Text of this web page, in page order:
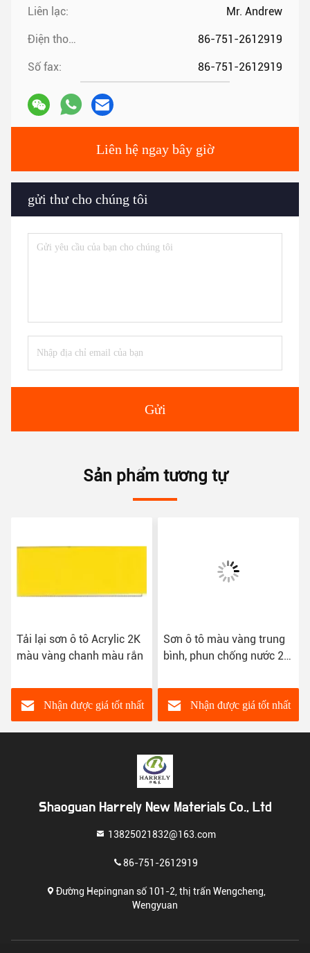
Liên lạc: Mr. Andrew
Điện thoại: 86-751-2612919
Số fax: 86-751-2612919
Liên hệ ngay bây giờ
gửi thư cho chúng tôi
Gửi
Sản phẩm tương tự
Tải lại sơn ô tô Acrylic 2K
màu vàng chanh màu rắn
Nhận được giá tốt nhất
Sơn ô tô màu vàng trung
bình, phun chống nước 2K
Nhận được giá tốt nhất
Shaoguan Harrely New Materials Co., Ltd
13825021832@163.com
86-751-2612919
Đường Hepingnan số 101-2, thị trấn Wengcheng,
Wengyuan